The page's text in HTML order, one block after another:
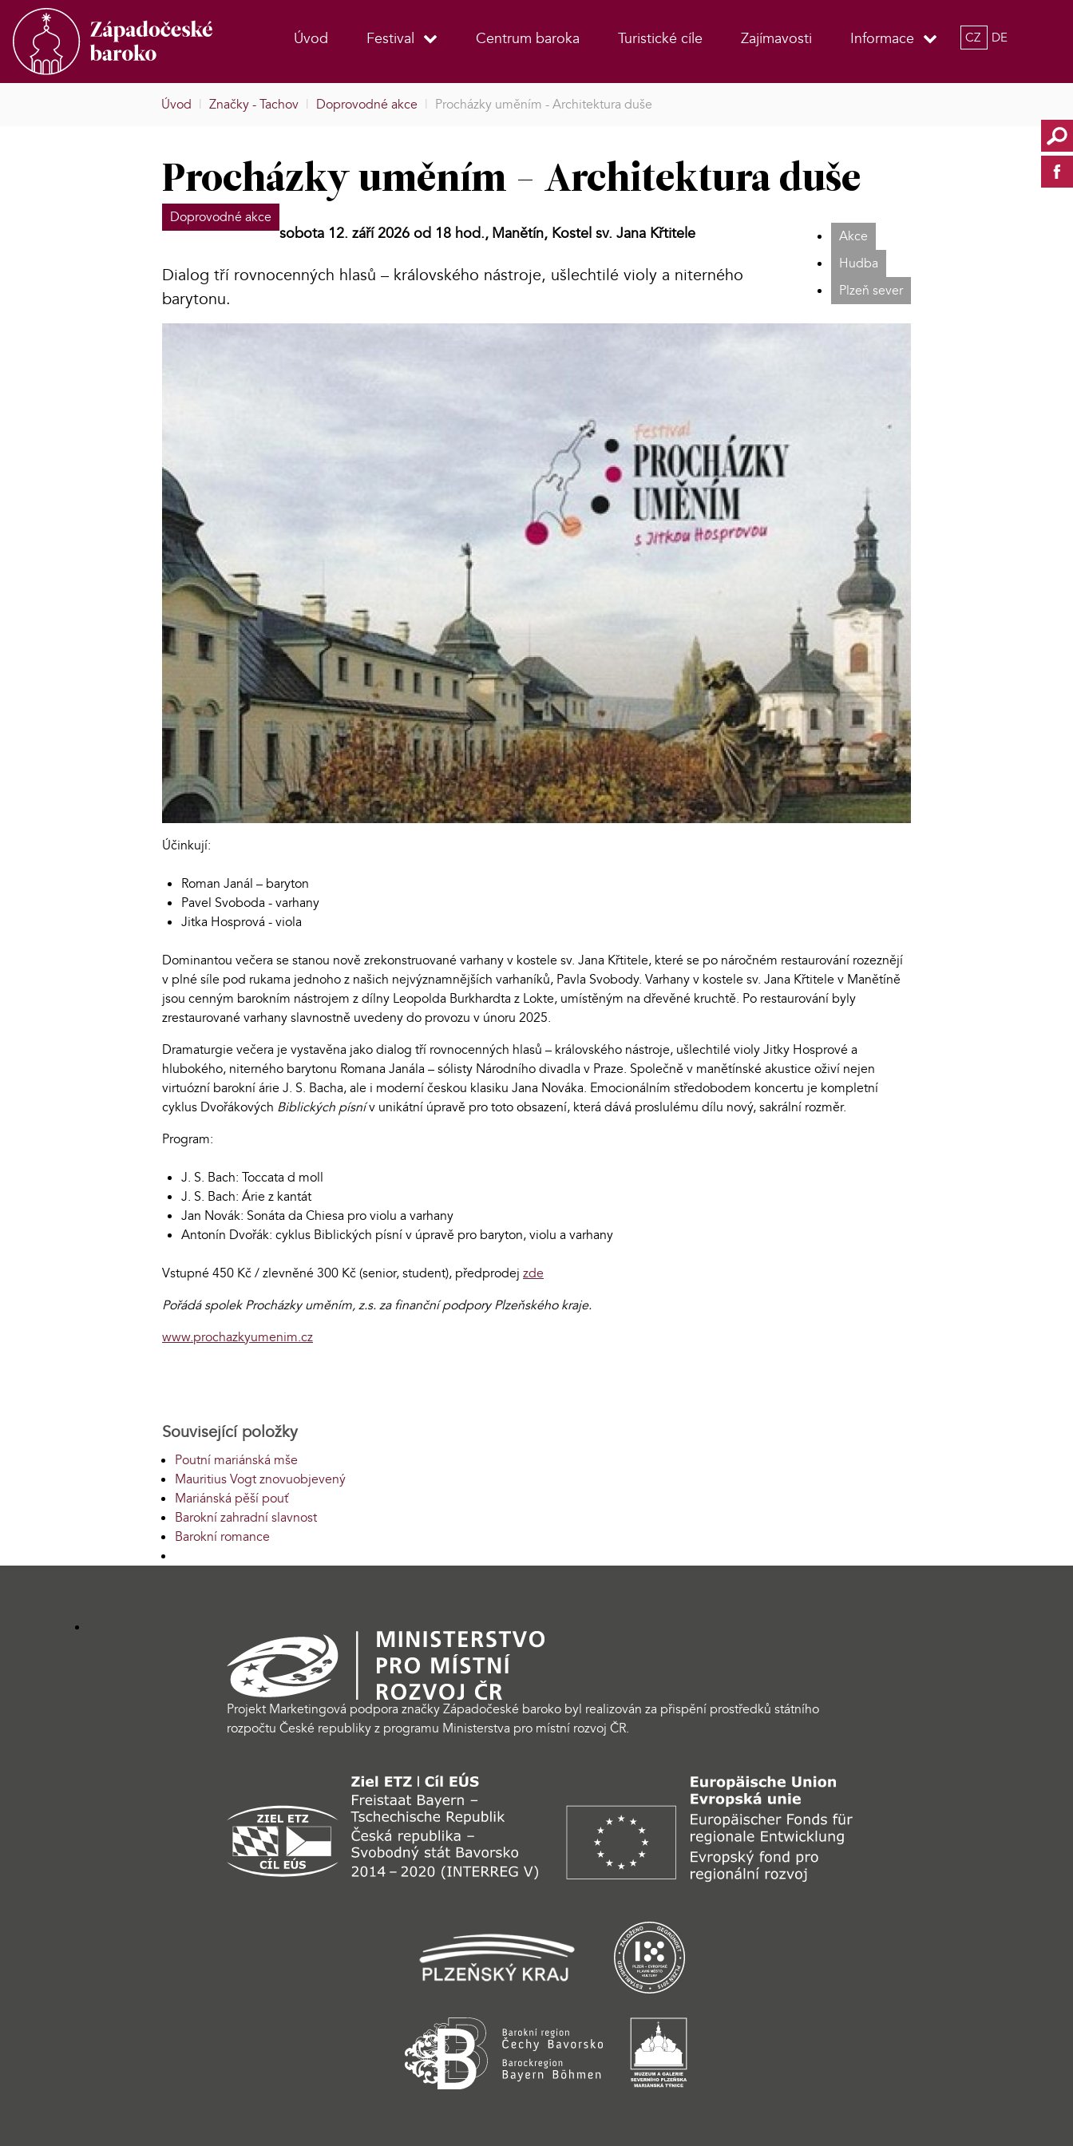
Úvod Festival Centrum baroka Turistické cíle Zajímavosti Informace CZ DE
Úvod | Značky - Tachov | Doprovodné akce | Procházky uměním - Architektura duše
Procházky uměním - Architektura duše
Doprovodné akce
Akce
Hudba
Plzeň sever
sobota 12. září 2026 od 18 hod., Manětín, Kostel sv. Jana Křtitele
Dialog tří rovnocenných hlasů – královského nástroje, ušlechtilé violy a niterného
barytonu.
Účinkují:
Roman Janál – baryton
Pavel Svoboda - varhany
Jitka Hosprová - viola
Dominantou večera se stanou nově zrekonstruované varhany v kostele sv. Jana Křtitele, které se po náročném restaurování rozeznějí
v plné síle pod rukama jednoho z našich nejvýznamnějších varhaníků, Pavla Svobody. Varhany v kostele sv. Jana Křtitele v Manětíně
jsou cenným barokním nástrojem z dílny Leopolda Burkhardta z Lokte, umístěným na dřevěné kruchtě. Po restaurování byly
zrestaurované varhany slavnostně uvedeny do provozu v únoru 2025.
Dramaturgie večera je vystavěna jako dialog tří rovnocenných hlasů – královského nástroje, ušlechtilé violy Jitky Hosprové a
hlubokého, niterného barytonu Romana Janála – sólisty Národního divadla v Praze. Společně v manětínské akustice oživí nejen
virtuózní barokní árie J. S. Bacha, ale i moderní českou klasiku Jana Nováka. Emocionálním středobodem koncertu je kompletní
cyklus Dvořákových Biblických písnív unikátní úpravě pro toto obsazení, která dává proslulému dílu nový, sakrální rozměr.
Program:
J. S. Bach: Toccata d moll
J. S. Bach: Árie z kantát
Jan Novák: Sonáta da Chiesa pro violu a varhany
Antonín Dvořák: cyklus Biblických písní v úpravě pro baryton, violu a varhany
Vstupné 450 Kč / zlevněné 300 Kč (senior, student), předprodej zde
Pořádá spolek Procházky uměním, z.s. za finanční podpory Plzeňského kraje.
www.prochazkyumenim.cz
Související položky
Poutní mariánská mše
Mauritius Vogt znovuobjevený
Mariánská pěší pouť
Barokní zahradní slavnost
Barokní romance
Projekt Marketingová podpora značky Západočeské baroko byl realizován za přispění prostředků státního
rozpočtu České republiky z programu Ministerstva pro místní rozvoj ČR.